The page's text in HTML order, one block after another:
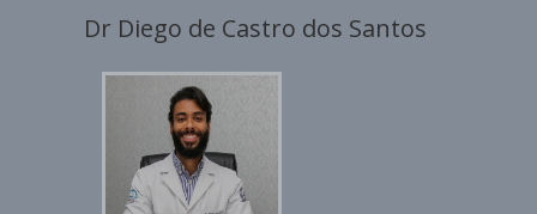
Dr Diego de Castro dos Santos